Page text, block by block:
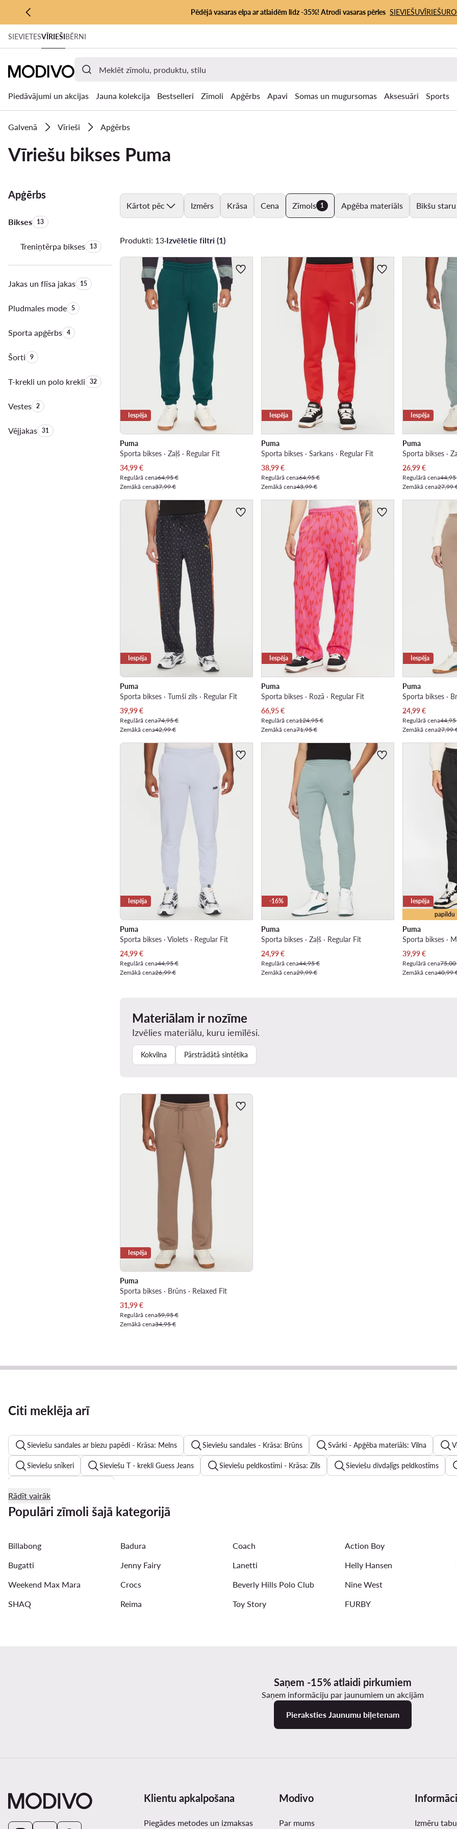
PĀRIET UZ GALVENO SATURU
PĀRIET UZ MEKLĒŠANU
Pēdējā vasaras elpa ar atlaidēm līdz -35%! Atrodi vasaras pērles SIEVIEŠUVĪRIEŠU
SIEVIETESVĪRIEŠIBĒRNI
Piedāvājumi un akcijas Jauna kolekcija Bestselleri Zīmoli Apģērbs Apavi Somas un mugursomas Aksesuāri Sports
Galvenā Vīrieši Apģērbs
Vīriešu bikses Puma
Apģērbs
BiksesProduktu skaits:
13
Treniņtērpa biksesProduktu skaits:
13
Jakas un flīsa jakasProduktu skaits:
15
Pludmales modeProduktu skaits:
5
Sporta apģērbsProduktu skaits:
4
ŠortiProduktu skaits:
9
T-krekli un polo krekliProduktu skaits:
32
VestesProduktu skaits:
2
VējjakasProduktu skaits:
31
Kārtot pēc Izmērs Krāsa Cena Zīmols 1 Apģēba materiāls Bikšu
Produkti: 13·Izvēlētie filtri (1)
Iespēja
Puma
Sporta bikses · Zaļš · Regular Fit
Pašreizējā cena
34,99€
Regulārā cena64,95 €
Zemākā cena37,99 €
Iespēja
Puma
Sporta bikses · Sarkans · Regular Fit
Pašreizējā cena
38,99€
Regulārā cena64,95 €
Zemākā cena43,99 €
Iespēja
Puma
Sporta bikses ·
Pašreizējā cena
26,99€
Regulārā cena
Zemākā cena27,99
Iespēja
Puma
Sporta bikses · Tumši zils · Regular Fit
Pašreizējā cena
39,99€
Regulārā cena74,95 €
Zemākā cena42,99 €
Iespēja
Puma
Sporta bikses · Rozā · Regular Fit
Pašreizējā cena
66,95€
Regulārā cena124,95 €
Zemākā cena71,95 €
Iespēja
Puma
Sporta bikses ·
Pašreizējā cena
24,99€
Regulārā cena
Zemākā cena27,99
Iespēja
Puma
Sporta bikses · Violets · Regular Fit
Pašreizējā cena
24,99€
Regulārā cena44,95 €
Zemākā cena26,99 €
-16%
Puma
Sporta bikses · Zaļš · Regular Fit
Pašreizējā cena
24,99€
Regulārā cena44,95 €
Zemākā cena29,99 €
papildu
Iespēja
Puma
Sporta bikses ·
Pašreizējā cena
39,99€
Regulārā cena
Zemākā cena40,99
Materiālam ir nozīme
Izvēlies materiālu, kuru iemīlēsi.
Kokvilna Pārstrādātā sintētika
Iespēja
Puma
Sporta bikses · Brūns · Relaxed Fit
Pašreizējā cena
31,99€
Regulārā cena59,95 €
Zemākā cena34,95 €
Citi meklēja arī
Sieviešu sandales ar biezu papēdi - Krāsa: Melns Sieviešu sandales - Krāsa: Brūns Svārki - Apģēba materiāls: Vilna
Sieviešu snīkeri Sieviešu T - krekli Guess Jeans Sieviešu peldkostīmi - Krāsa: Zils Sieviešu divdaļīgs peldkostīms
Vīriešu bikses - Apģēba materiāls: Vilna
Vīriešu auduma šorti - Krāsa: Melns Meiteņu sandales - Krāsa: Tumši zils
Rādīt vairāk
Populāri zīmoli šajā kategorijā
Billabong Badura Coach Action Boy
Bugatti
Jenny Fairy Lanetti Helly Hansen
Weekend Max Mara
Crocs Beverly Hills Polo Club Nine West
SHAQ
Reima Toy Story FURBY
Saņem -15% atlaidi pirkumiem
Saņem informāciju par jaunumiem un akcijām
Pieraksties Jaunumu biļetenam
Klientu apkalpošana
Piegādes metodes un izmaksas
Modivo
Par mums Izmēru